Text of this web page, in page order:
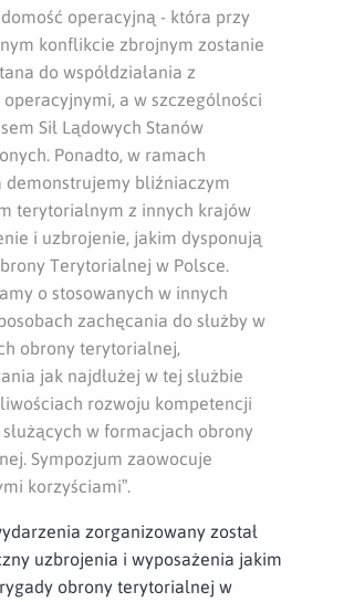
operacyjną - która przy
konflikcie zbrojnym zostanie
do współdziałania z
a w szczególności
Sił Lądowych Stanów
Ponadto, w ramach
demonstrujemy bliźniaczym
terytorialnym z innych krajów
i uzbrojenie, jakim dysponują
Terytorialnej w Polsce.
o stosowanych w innych
zachęcania do służby w
obrony terytorialnej,
jak najdłużej w tej służbie
rozwoju kompetencji
służących w formacjach obrony
Sympozjum zaowocuje
korzyściami”.
zorganizowany został
uzbrojenia i wyposażenia jakim
obrony terytorialnej w